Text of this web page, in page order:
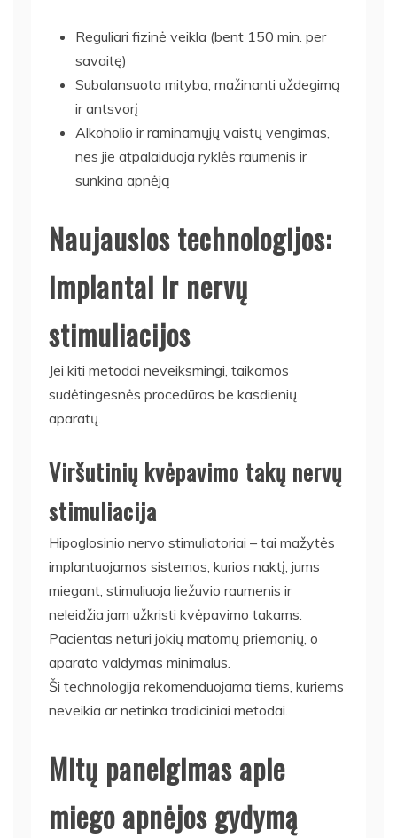
Reguliari fizinė veikla (bent 150 min. per
savaitę)
Subalansuota mityba, mažinanti uždegimą
ir antsvorį
Alkoholio ir raminamųjų vaistų vengimas,
nes jie atpalaiduoja ryklės raumenis ir
sunkina apnėją
Naujausios technologijos:
implantai ir nervų
stimuliacijos
Jei kiti metodai neveiksmingi, taikomos
sudėtingesnės procedūros be kasdienių
aparatų.
Viršutinių kvėpavimo takų nervų
stimuliacija
Hipoglosinio nervo stimuliatoriai – tai mažytės
implantuojamos sistemos, kurios naktį, jums
miegant, stimuliuoja liežuvio raumenis ir
neleidžia jam užkristi kvėpavimo takams.
Pacientas neturi jokių matomų priemonių, o
aparato valdymas minimalus.
Ši technologija rekomenduojama tiems, kuriems
neveikia ar netinka tradiciniai metodai.
Mitų paneigimas apie
miego apnėjos gydymą